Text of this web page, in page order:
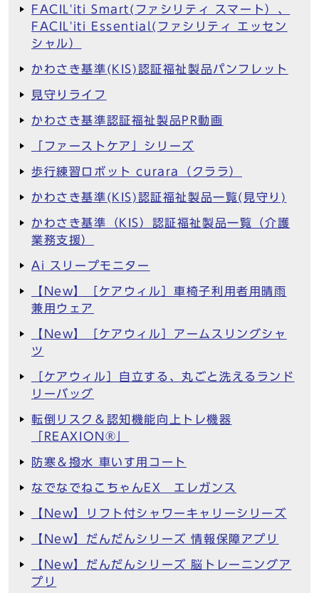
FACIL'iti Smart(ファシリティ スマート）、
FACIL'iti Essential(ファシリティ エッセン
シャル）
かわさき基準(KIS)認証福祉製品パンフレット
見守りライフ
かわさき基準認証福祉製品PR動画
「ファーストケア」シリーズ
歩行練習ロボット curara（クララ）
かわさき基準(KIS)認証福祉製品一覧(見守り)
かわさき基準（KIS）認証福祉製品一覧（介護
業務支援）
Ai スリープモニター
【New】［ケアウィル］車椅子利用者用晴雨
兼用ウェア
【New】［ケアウィル］アームスリングシャ
ツ
［ケアウィル］自立する、丸ごと洗えるランド
リーバッグ
転倒リスク＆認知機能向上トレ機器
「REAXION®︎」
防寒＆撥水 車いす用コート
なでなでねこちゃんEX エレガンス
【New】リフト付シャワーキャリーシリーズ
【New】だんだんシリーズ 情報保障アプリ
【New】だんだんシリーズ 脳トレーニングア
プリ